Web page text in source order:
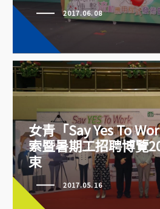
2017.06.08
女青「Say Yes To
探索暨暑期工招聘博
結束
女青「Say Yes To
索暨暑期工招聘博覽
束
2017.05.16